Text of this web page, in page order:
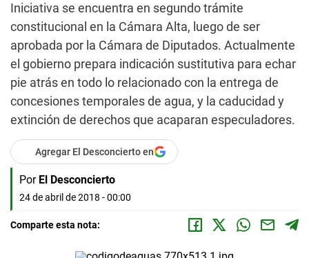
Iniciativa se encuentra en segundo trámite
constitucional en la Cámara Alta, luego de ser
aprobada por la Cámara de Diputados. Actualmente
el gobierno prepara indicación sustitutiva para echar
pie atrás en todo lo relacionado con la entrega de
concesiones temporales de agua, y la caducidad y
extinción de derechos que acaparan especuladores.
Agregar El Desconcierto en
Por El Desconcierto
24 de abril de 2018 - 00:00
Comparte esta nota: